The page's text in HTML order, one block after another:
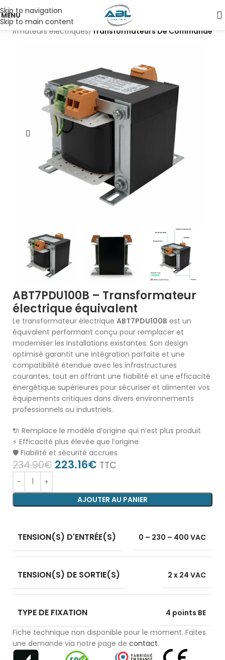
Skip to navigation
Skip to main content
MENU
électriques Transformateurs De Commande
ABT7PDU100B – Transformateur
électrique équivalent
Le transformateur électrique ABT7PDU100B est un
équivalent performant conçu pour remplacer et
moderniser les installations existantes. Son design
optimisé garantit une intégration parfaite et une
compatibilité étendue avec les infrastructures
courantes, tout en offrant une fiabilité et une efficacité
énergétique supérieures pour sécuriser et alimenter vos
équipements critiques dans divers environnements
professionnels ou industriels.
🔌 Remplace le modèle d’origine qui n’est plus produit
⚡ Efficacité plus élevée que l’origine
🛡️ Fiabilité et sécurité accrues
234.90€ 223.16€ TTC
AJOUTER AU PANIER
TENSION(S) D'ENTRÉE(S) 0 – 230 – 400 VAC
TENSION(S) DE SORTIE(S) 2 x 24 VAC
TYPE DE FIXATION
4 points BE
Fiche technique non disponible pour le moment. Faites
une demande via notre page de contact.